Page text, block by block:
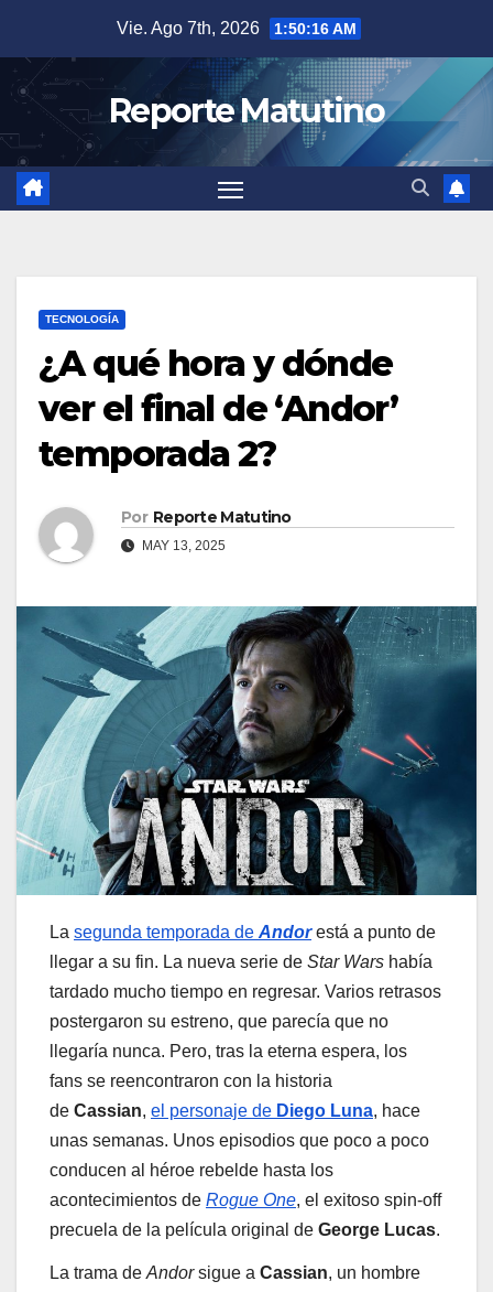
contenido
Vie. Ago 7th, 2026 1:50:17 AM
Reporte Matutino
TECNOLOGÍA
¿A qué hora y dónde
ver el final de ‘Andor’
temporada 2?
Por Reporte Matutino
MAY 13, 2025
La segunda temporada de Andorestá a punto de
llegar a su fin. La nueva serie de Star Wars había
tardado mucho tiempo en regresar. Varios retrasos
postergaron su estreno, que parecía que no
llegaría nunca. Pero, tras la eterna espera, los
fans se reencontraron con la historia
de Cassian, el personaje de Diego Luna, hace
unas semanas. Unos episodios que poco a poco
conducen al héroe rebelde hasta los
acontecimientos de Rogue One, el exitoso spin-off
precuela de la película original de George Lucas.
La trama de Andorsigue a Cassian, un hombre